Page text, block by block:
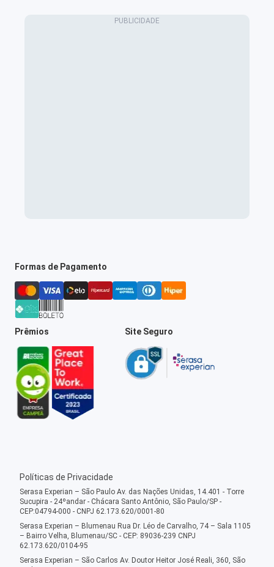
Formas de Pagamento
Prêmios Site Seguro
Políticas de Privacidade
Serasa Experian – São Paulo Av. das Nações Unidas, 14.401 - Torre
Sucupira - 24ºandar - Chácara Santo Antônio, São Paulo/SP -
CEP:04794-000 - CNPJ 62.173.620/0001-80
Serasa Experian – Blumenau Rua Dr. Léo de Carvalho, 74 – Sala 1105
– Bairro Velha, Blumenau/SC - CEP: 89036-239 CNPJ
62.173.620/0104-95
Serasa Experian – São Carlos Av. Doutor Heitor José Reali, 360, São